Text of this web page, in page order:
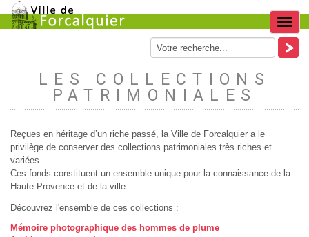
LES COLLECTIONS
PATRIMONIALES
Reçues en héritage d’un riche passé, la Ville de Forcalquier a le
privilège de conserver des collections patrimoniales très riches et
variées.
Ces fonds constituent un ensemble unique pour la connaissance de la
Haute Provence et de la ville.
Découvrez l'ensemble de ces collections :
Mémoire photographique des hommes de plume
Menu